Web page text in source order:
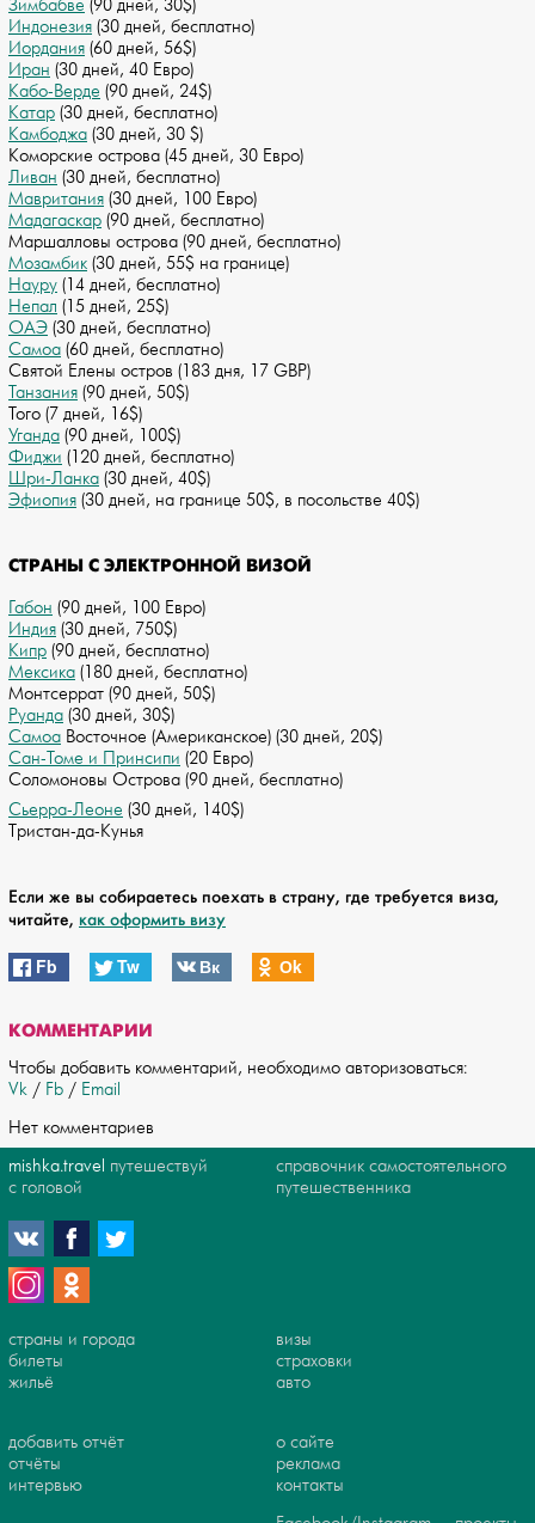
Зимбабве (90 дней, 30$)
Индонезия (30 дней, бесплатно)
Иордания (60 дней, 56$)
Иран (30 дней, 40 Евро)
Кабо-Верде (90 дней, 24$)
Катар (30 дней, бесплатно)
Камбоджа (30 дней, 30 $)
Коморские острова (45 дней, 30 Евро)
Ливан (30 дней, бесплатно)
Мавритания (30 дней, 100 Евро)
Мадагаскар (90 дней, бесплатно)
Маршалловы острова (90 дней, бесплатно)
Мозамбик (30 дней, 55$ на границе)
Науру (14 дней, бесплатно)
Непал (15 дней, 25$)
ОАЭ (30 дней, бесплатно)
Самоа (60 дней, бесплатно)
Святой Елены остров (183 дня, 17 GBP)
Танзания (90 дней, 50$)
Того (7 дней, 16$)
Уганда (90 дней, 100$)
Фиджи (120 дней, бесплатно)
Шри-Ланка (30 дней, 40$)
Эфиопия (30 дней, на границе 50$, в посольстве 40$)
СТРАНЫ С ЭЛЕКТРОННОЙ ВИЗОЙ
Габон (90 дней, 100 Евро)
Индия (30 дней, 750$)
Кипр (90 дней, бесплатно)
Мексика (180 дней, бесплатно)
Монтсеррат (90 дней, 50$)
Руанда (30 дней, 30$)
Самоа Восточное (Американское) (30 дней, 20$)
Сан-Томе и Принсипи (20 Евро)
Соломоновы Острова (90 дней, бесплатно)
Сьерра-Леоне (30 дней, 140$)
Тристан-да-Кунья
Если же вы собираетесь поехать в страну, где требуется виза,
читайте, как оформить визу
Fb
Tw Вк Оk
КОММЕНТАРИИ
Чтобы добавить комментарий, необходимо авторизоваться:
Vk / Fb / Email
Нет комментариев
mishka.travel путешествуй
с головой
справочник самостоятельного
путешественника
страны и города
билеты
жильё
визы
страховки
авто
добавить отчёт
отчёты
интервью
о сайте
реклама
контакты